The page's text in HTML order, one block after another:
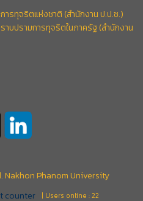
รทุจริตแห่งชาติ (สำนักงาน ป.ป.ช.)
บปรามการทุจริตในภาครัฐ (สำนักงาน
Nakhon Phanom University
| Users online : 22